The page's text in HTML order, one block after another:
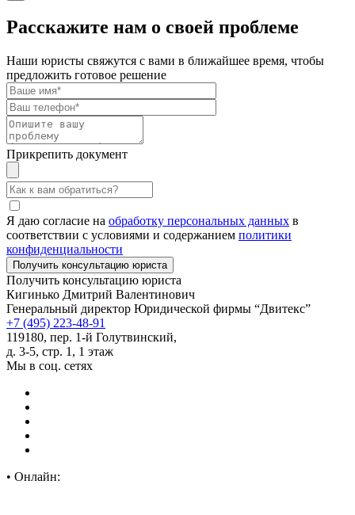
Расскажите нам о своей проблеме
Наши юристы свяжутся с вами в ближайшее время, чтобы
предложить готовое решение
Прикрепить документ
Я даю согласие на обработку персональных данных в
соответствии с условиями и содержанием политики
конфиденциальности
Получить консультацию юриста
Кигинько Дмитрий Валентинович
Генеральный директор Юридической фирмы “Двитекс”
+7 (495) 223-48-91
119180, пер. 1-й Голутвинский,
д. 3-5, стр. 1, 1 этаж
Мы в соц. сетях
• Онлайн: